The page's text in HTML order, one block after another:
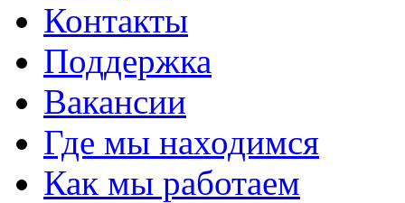
Контакты
Поддержка
Вакансии
Где мы находимся
Как мы работаем